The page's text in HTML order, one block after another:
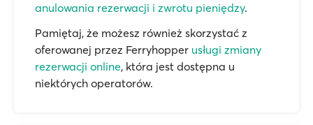
anulowania rezerwacji i zwrotu pieniędzy.
Pamiętaj, że możesz również skorzystać z
oferowanej przez Ferryhopper usługi zmiany
rezerwacji online, która jest dostępna u
niektórych operatorów.